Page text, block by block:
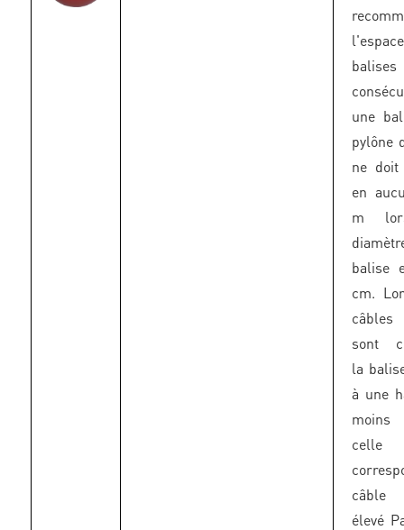
balises
une
pylône
ne doit
en
m
balise
cm.
câbles
sont
la
à une
celle
élevé